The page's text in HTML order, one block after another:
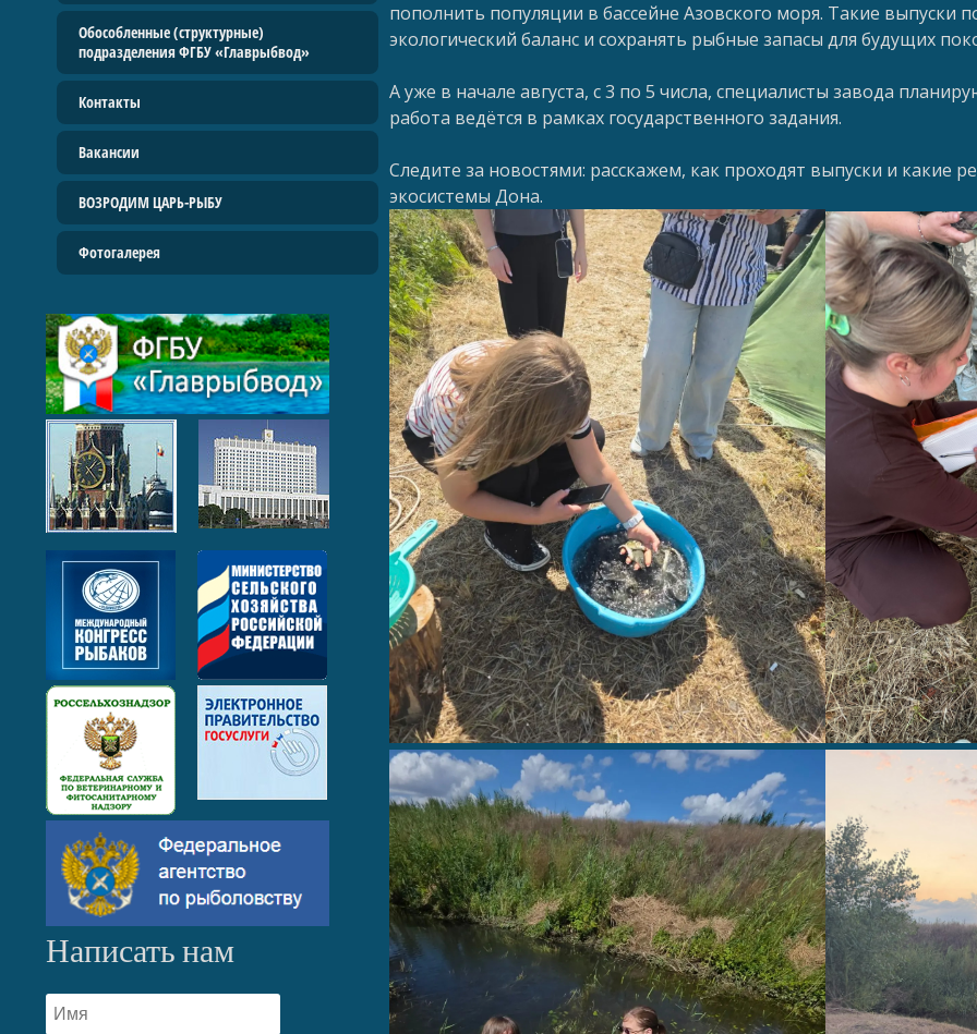
Обособленные (структурные)
подразделения ФГБУ «Главрыбвод»
Контакты
Вакансии
ВОЗРОДИМ ЦАРЬ-РЫБУ
Фотогалерея
Написать нам
пополнить популяции в бассейне Азовского моря. Такие выпуски
экологический баланс и сохранять рыбные запасы для будущих
А уже в начале августа, с 3 по 5 числа, специалисты завода
работа ведётся в рамках государственного задания.
Следите за новостями: расскажем, как проходят выпуски и какие
экосистемы Дона.